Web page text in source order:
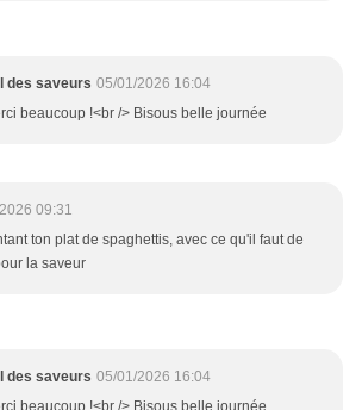
des saveurs 05/01/2026 16:04
beaucoup !<br /> Bisous belle journée
09:31
ton plat de spaghettis, avec ce qu'il faut de
la saveur
des saveurs 05/01/2026 16:04